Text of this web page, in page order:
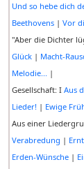
Und so hebe dich
Beethovens| Vor
"Aber die Dichter
Glück| Macht-
Melodie... |
Gesellschaft: I Aus
Lieder! | Ewige
Aus einer
Verabredung |
Erden-Wünsche|